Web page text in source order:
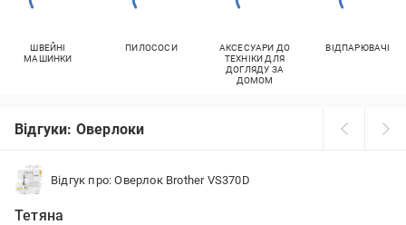
ШВЕЙНІ
МАШИНКИ
ПИЛОСОСИ
АКСЕСУАРИ ДО
ТЕХНІКИ ДЛЯ
ДОГЛЯДУ ЗА
ДОМОМ
ВІДПАРЮВАЧІ
Відгуки: Оверлоки
Відгук про: Оверлок Brother VS370D
Тетяна